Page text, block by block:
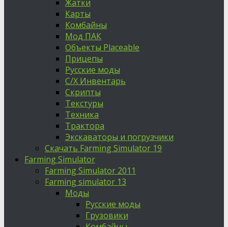
Жатки
Карты
Комбайны
Мод ПАК
Объекты Placeable
Прицепы
Русские моды
С/Х Инвентарь
Скрипты
Текстуры
Техника
Трактора
Экскаваторы и погрузчики
Скачать Farming Simulator 19
Farming Simulator
Farming Simulator 2011
Farming simulator 13
Моды
Русские моды
Грузовики